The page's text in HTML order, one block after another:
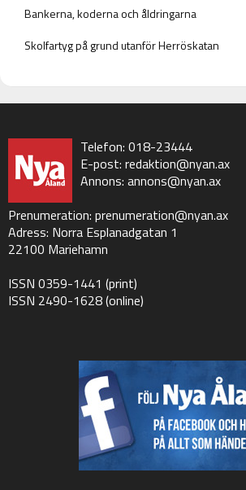
Bankerna, koderna och åldringarna
Skolfartyg på grund utanför Herröskatan
Telefon: 018-23444
E-post: redaktion@nyan.ax
Annons: annons@nyan.ax
Prenumeration: prenumeration@nyan.ax
Adress: Norra Esplanadgatan 1
22100 Mariehamn
ISSN 0359-1441 (print)
ISSN 2490-1628 (online)